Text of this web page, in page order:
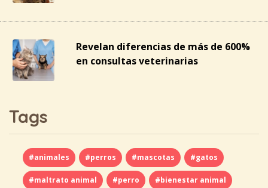
Revelan diferencias de más de 600%
en consultas veterinarias
Tags
#animales #perros #mascotas #gatos
#maltrato animal #perro #bienestar animal